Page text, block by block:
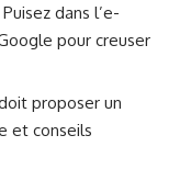
Puisez dans l’e-
pour creuser
proposer un
et conseils